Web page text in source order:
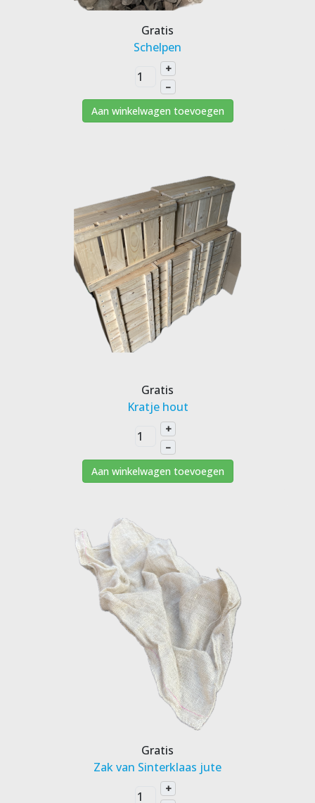
Gratis
Schelpen
+
–
Aan winkelwagen toevoegen
Gratis
Kratje hout
+
–
Aan winkelwagen toevoegen
Gratis
Zak van Sinterklaas jute
+